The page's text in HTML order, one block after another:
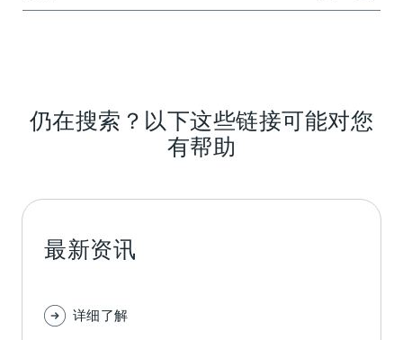
仍在搜索？以下这些链接可能对您
有帮助
最新资讯
详细了解